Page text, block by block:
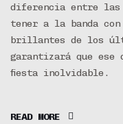
diferencia entre las
tener a la banda
brillantes de los
garantizará que ese
fiesta inolvidable.
READ MORE